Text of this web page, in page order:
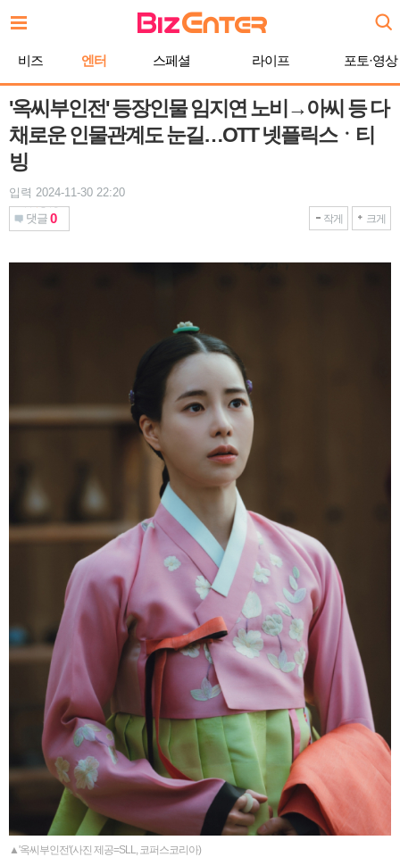
문
비즈 엔터 스페셜 라이프 포토·영상
'옥씨부인전' 등장인물 임지연 노비→아씨 등 다
채로운 인물관계도 눈길…OTT 넷플릭스ㆍ티
빙
입력 2024-11-30 22:20
댓글 0 작게 크게
▲'옥씨부인전'(사진 제공=SLL, 코퍼스코리아)